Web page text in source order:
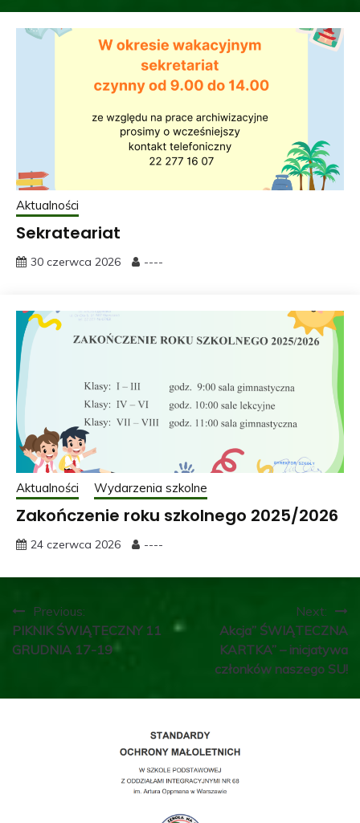
Aktualności
Sekrateariat
30 czerwca 2026 ----
Aktualności Wydarzenia szkolne
Zakończenie roku szkolnego 2025/2026
24 czerwca 2026 ----
Nawigacja
wpisu
Previous:
PIKNIK ŚWIĄTECZNY 11
GRUDNIA 17-19
Next:
Akcja” ŚWIĄTECZNA
KARTKA” – inicjatywa
członków naszego SU!